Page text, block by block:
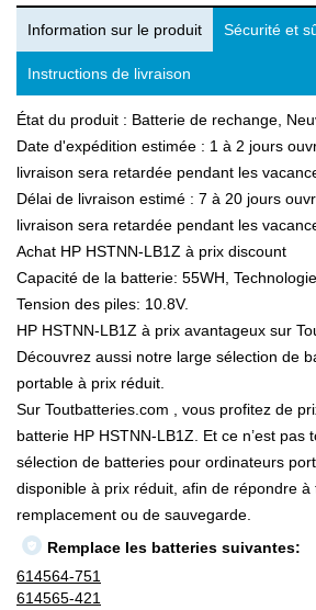
Information sur le produit Sécurité et
Instructions de livraison
État du produit : Batterie de rechange,
Date d'expédition estimée : 1 à 2 jours
livraison sera retardée pendant les
Délai de livraison estimé : 7 à 20 jours
livraison sera retardée pendant les
Achat HP HSTNN-LB1Z à prix discount
Capacité de la batterie: 55WH,
Tension des piles: 10.8V.
HP HSTNN-LB1Z à prix avantageux sur
Découvrez aussi notre large sélection de
portable à prix réduit.
Sur Toutbatteries.com , vous profitez de
batterie HP HSTNN-LB1Z. Et ce n’est pas
sélection de batteries pour ordinateurs
disponible à prix réduit, afin de répondre à
remplacement ou de sauvegarde.
Remplace les batteries suivantes:
614564-751
614565-421